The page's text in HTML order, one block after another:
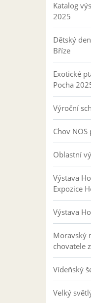
Katalog
2025
Dětský
Bříze
Exotické
Pocha
Výroční
Chov NOS
Oblastní
Výstava
Expozice
Výstava
Moravský
chovatele
Vídeňský
Velký